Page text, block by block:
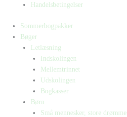
Handelsbetingelser
Sommerbogpakker
Bøger
Letlæsning
Indskolingen
Mellemtrinnet
Udskolingen
Bogkasser
Børn
Små mennesker, store drømme